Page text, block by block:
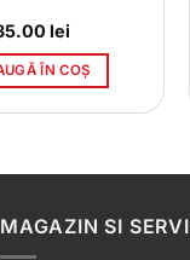
lei
ÎN COȘ
MAGAZIN SI